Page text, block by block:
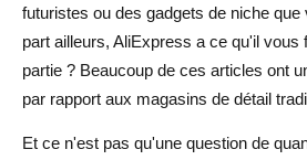
préférée pour les gadgets sympas
FAQ sur les meilleurs gadgets
Quels sont les gadgets les plus
futuristes ou des gadgets de niche
part ailleurs, AliExpress a ce qu'il vous
partie ? Beaucoup de ces articles ont
par rapport aux magasins de détail
Et ce n'est pas qu'une question de